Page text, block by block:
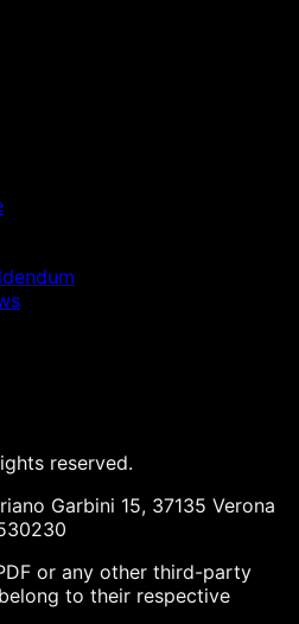
reserved.
Garbini 15, 37135 Verona
or any other third-party
to their respective